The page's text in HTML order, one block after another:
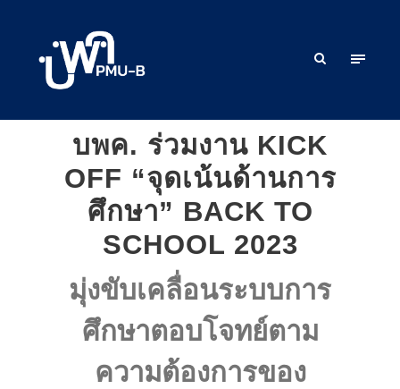
บพค. ร่วมงาน KICK
OFF “จุดเน้นด้านการ
ศึกษา” BACK TO
SCHOOL 2023
มุ่งขับเคลื่อนระบบการ
ศึกษาตอบโจทย์ตาม
ความต้องการของ